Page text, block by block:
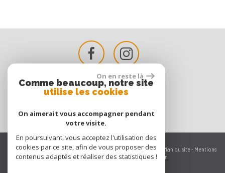
© 2026 | Tous droits réservés | Traduction powered by Google - Plan du site- Mentions
légales- Nos honoraires-Partenaires-Admin
On en reste là
Comme beaucoup, notre site
utilise les cookies
On aimerait vous accompagner pendant
votre visite.
En poursuivant, vous acceptez l'utilisation des
cookies par ce site, afin de vous proposer des
contenus adaptés et réaliser des statistiques !